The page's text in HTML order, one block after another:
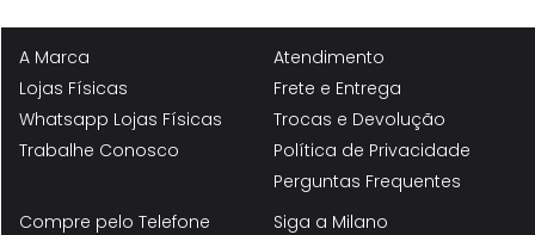
A Marca
Lojas Físicas
Whatsapp Lojas Físicas
Trabalhe Conosco
Atendimento
Frete e Entrega
Trocas e Devolução
Política de Privacidade
Perguntas Frequentes
Compre pelo Telefone
Siga a Milano